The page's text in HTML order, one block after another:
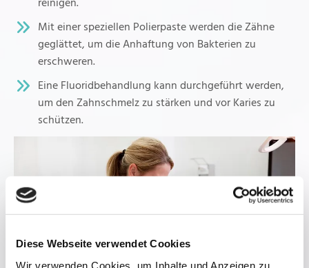
Diese Webseite verwendet Cookies
Wir verwenden Cookies, um Inhalte und Anzeigen zu
Mit einer speziellen Polierpaste werden die Zähne
geglättet, um die Anhaftung von Bakterien zu
erschweren.
Eine Fluoridbehandlung kann durchgeführt werden,
um den Zahnschmelz zu stärken und vor Karies zu
schützen.